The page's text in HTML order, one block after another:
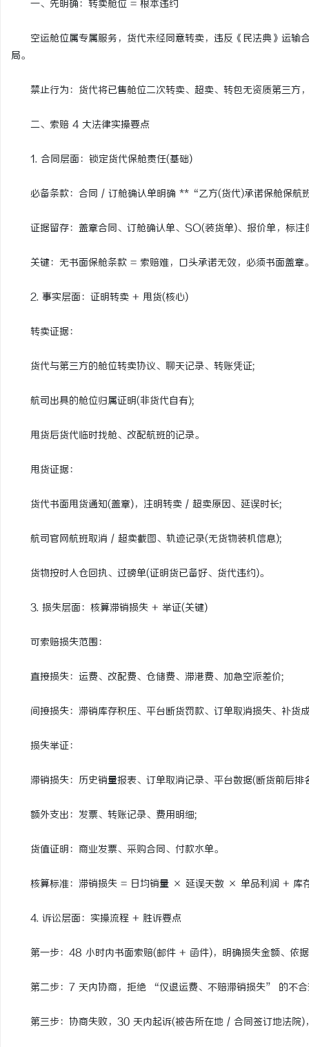
一、先明确：转卖舱位 = 根本违约
空运舱位属专属服务，货代未经同意转卖，违反《民法典》运输
局。
禁止行为：货代将已售舱位二次转卖、超卖、转包无资质第三方
二、索赔 4 大法律实操要点
1. 合同层面：锁定货代保舱责任(基础)
必备条款：合同 / 订舱确认单明确 **“乙方(货代)承诺保舱保航
证据留存：盖章合同、订舱确认单、SO(装货单)、报价单，标注
关键：无书面保舱条款 = 索赔难，口头承诺无效，必须书面盖章
2. 事实层面：证明转卖 + 甩货(核心)
转卖证据：
货代与第三方的舱位转卖协议、聊天记录、转账凭证;
航司出具的舱位归属证明(非货代自有);
甩货后货代临时找舱、改配航班的记录。
甩货证据：
货代书面甩货通知(盖章)，注明转卖 / 超卖原因、延误时长;
航司官网航班取消 / 超卖截图、轨迹记录(无货物装机信息);
货物按时入仓回执、过磅单(证明货已备好、货代违约)。
3. 损失层面：核算滞销损失 + 举证(关键)
可索赔损失范围：
直接损失：运费、改配费、仓储费、滞港费、加急空派差价;
间接损失：滞销库存积压、平台断货罚款、订单取消损失、补货
损失举证：
滞销损失：历史销量报表、订单取消记录、平台数据(断货前后排
额外支出：发票、转账记录、费用明细;
货值证明：商业发票、采购合同、付款水单。
核算标准：滞销损失 = 日均销量 × 延误天数 × 单品利润 + 库
4. 诉讼层面：实操流程 + 胜诉要点
第一步：48 小时内书面索赔(邮件 + 函件)，明确损失金额、依据
第二步：7 天内协商，拒绝 “仅退运费、不赔滞销损失” 的不合
第三步：协商失败，30 天内起诉(被告所在地 / 合同签订地法院)